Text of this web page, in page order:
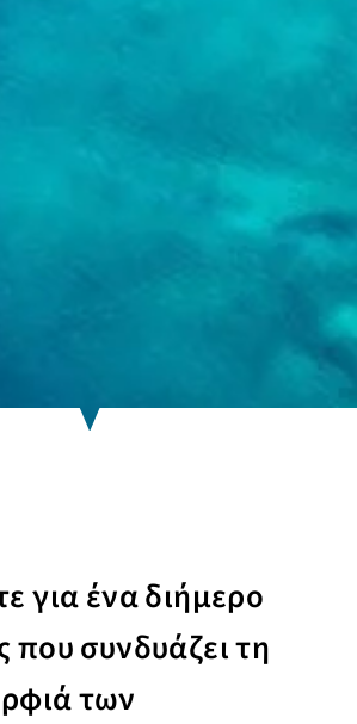
για ένα διήμερο
που συνδυάζει τη
των